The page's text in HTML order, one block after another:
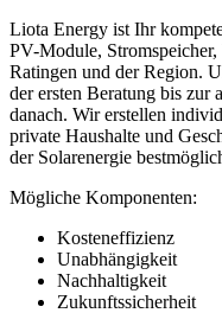
Liota Energy ist Ihr
PV-Module,
Ratingen und der Region.
der ersten Beratung bis zur
danach. Wir erstellen
private Haushalte und
der Solarenergie
Mögliche Komponenten:
Kosteneffizienz
Unabhängigkeit
Nachhaltigkeit
Zukunftssicherheit